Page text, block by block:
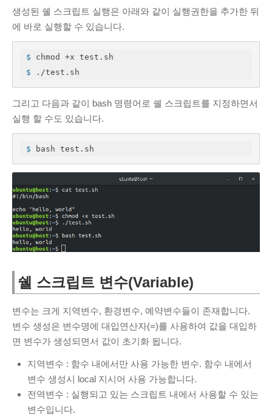
보안(6)
서버(44)
워드프레스 (10)
Contact Me
Services
무료 프록시 서버
Tools
SSL 인증서 확인 사이트
온라인 인증서 뷰어
생성된 쉘 스크립트 실행은 아래와 같이 실행권한을 추가한 뒤
에 바로 실행할 수 있습니다.
$ chmod +x test.sh
$ ./test.sh
그리고 다음과 같이 bash 명령어로 쉘 스크립트를 지정하면서
실행 할 수도 있습니다.
$ bash test.sh
쉘 스크립트 변수(Variable)
변수는 크게 지역변수, 환경변수, 예약변수들이 존재합니다.
변수 생성은 변수명에 대입연산자(=)를 사용하여 값을 대입하
면 변수가 생성되면서 값이 초기화 됩니다.
지역변수 : 함수 내에서만 사용 가능한 변수. 함수 내에서
변수 생성시 local 지시어 사용 가능합니다.
전역변수 : 실행되고 있는 스크립트 내에서 사용할 수 있는
변수입니다.